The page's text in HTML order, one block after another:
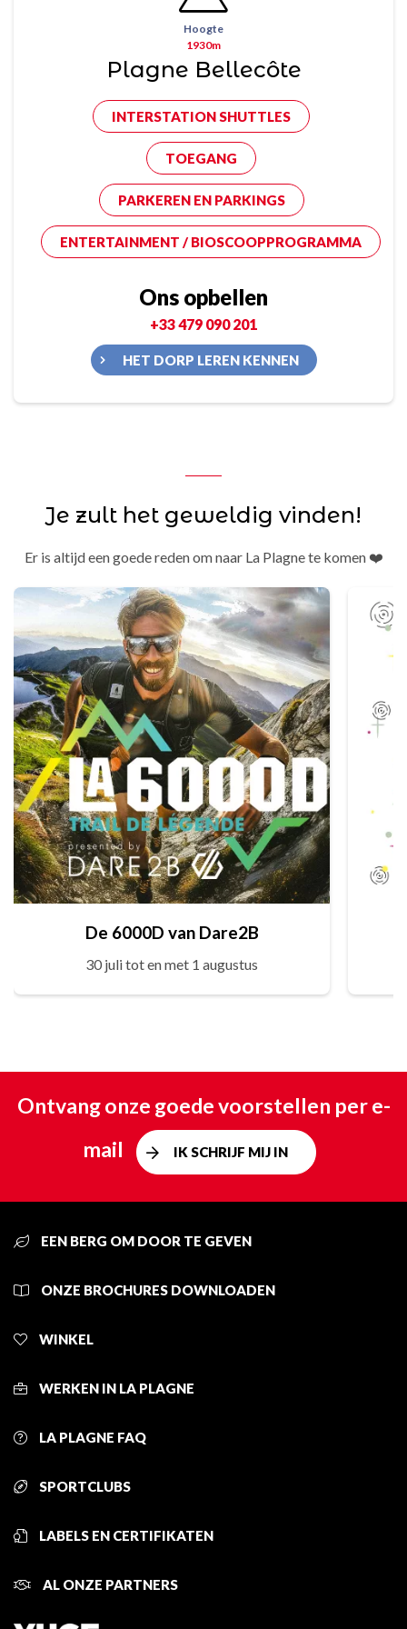
Hoogte
1930m
Plagne Bellecôte
INTERSTATION SHUTTLES
TOEGANG
PARKEREN EN PARKINGS
ENTERTAINMENT / BIOSCOOPPROGRAMMA
Ons opbellen
+33 479 090 201
HET DORP LEREN KENNEN
Je zult het geweldig vinden!
Er is altijd een goede reden om naar La Plagne te komen ❤️
De 6000D van Dare2B
30 juli tot en met 1 augustus
Ontvang onze goede voorstellen per e-
mail
IK SCHRIJF MIJ IN
EEN BERG OM DOOR TE GEVEN
ONZE BROCHURES DOWNLOADEN
WINKEL
WERKEN IN LA PLAGNE
LA PLAGNE FAQ
SPORTCLUBS
LABELS EN CERTIFIKATEN
AL ONZE PARTNERS